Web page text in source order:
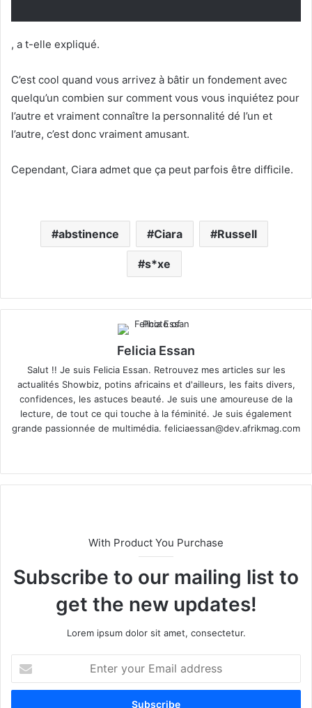
, a t-elle expliqué.
C’est cool quand vous arrivez à bâtir un fondement avec
quelqu’un combien sur comment vous vous inquiétez pour
l’autre et vraiment connaître la personnalité dé l’un et
l’autre, c’est donc vraiment amusant.
Cependant, Ciara admet que ça peut parfois être difficile.
abstinence Ciara Russell
s*xe
Felicia Essan
Salut !! Je suis Felicia Essan. Retrouvez mes articles sur les
actualités Showbiz, potins africains et d'ailleurs, les faits divers,
confidences, les astuces beauté. Je suis une amoureuse de la
lecture, de tout ce qui touche à la féminité. Je suis également
grande passionnée de multimédia. feliciaessan@dev.afrikmag.com
te
With Product You Purchase
Subscribe to our mailing list to
get the new updates!
Lorem ipsum dolor sit amet, consectetur.
t